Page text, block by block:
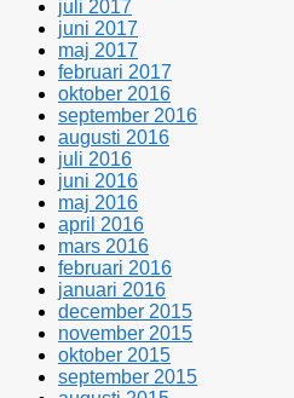
juli 2017
juni 2017
maj 2017
februari 2017
oktober 2016
september 2016
augusti 2016
juli 2016
juni 2016
maj 2016
april 2016
mars 2016
februari 2016
januari 2016
december 2015
november 2015
oktober 2015
september 2015